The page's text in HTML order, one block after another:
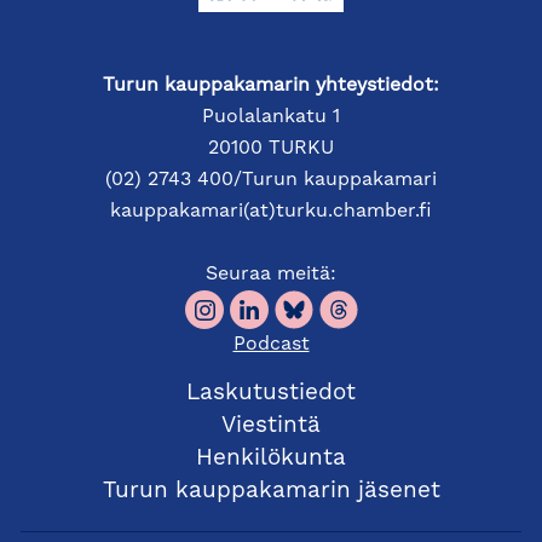
Aamupalatarjoilu
Naantalin kylpylän kuluneen vuoden kuulumiset ja
Miltä näyttää Naantalin kylpylän suunnitelmat ja
laajemmin Turun seudun matkailurintamalla?
, myynti- ja markkinointijohtaja,
Naantalin kaupungin ajankohtaiset kuulumiset
kaupunginjohtaja
Luonnonmaan uusi hotellihanke tukemaan
Turun kauppakamarin yhteystiedot:
Puolalankatu 1
20100 TURKU
(02) 2743 400/Turun kauppakamari
kauppakamari(at)turku.chamber.fi
Seuraa meitä:
Podcast
Laskutustiedot
Viestintä
Henkilökunta
Turun kauppakamarin jäsenet